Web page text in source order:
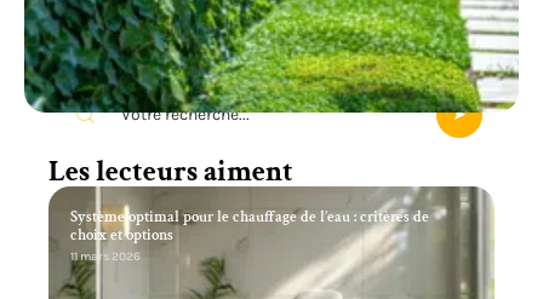
Recherche
Les lecteurs aiment
Système optimal pour le chauffage de l’eau : critères de
choix et options
11 mars 2026